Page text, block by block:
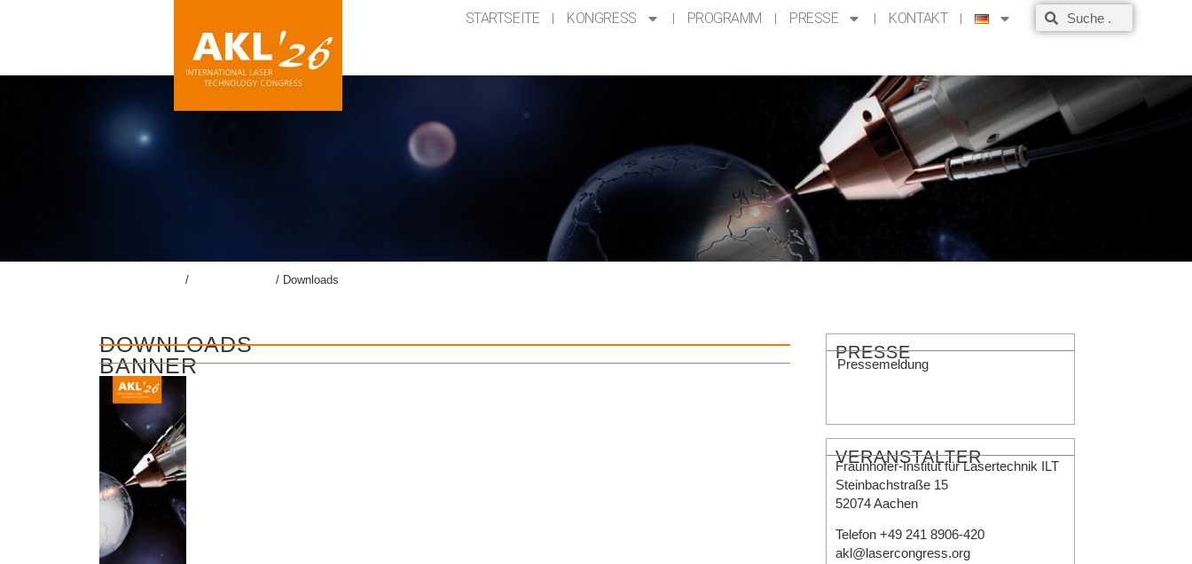
STARTSEITE KONGRESS PROGRAMM PRESSE KONTAKT
/ / Downloads
DOWNLOADS
BANNER
PRESSE
Pressemeldung
VERANSTALTER
Fraunhofer-Institut für Lasertechnik ILT
Steinbachstraße 15
52074 Aachen
Telefon +49 241 8906-420
akl@lasercongress.org